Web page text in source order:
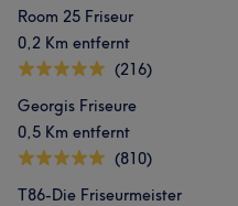
Room 25 Friseur
0,2 Km entfernt
(216)
Georgis Friseure
0,5 Km entfernt
(810)
T86-Die Friseurmeister